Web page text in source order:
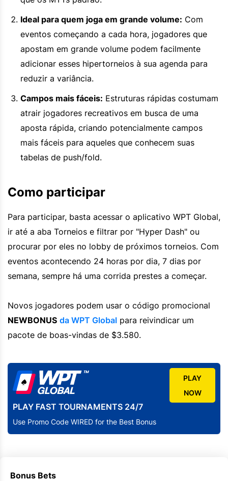
Ideal para quem joga em grande volume: Com
eventos começando a cada hora, jogadores que
apostam em grande volume podem facilmente
adicionar esses hipertorneios à sua agenda para
reduzir a variância.
Campos mais fáceis: Estruturas rápidas costumam
atrair jogadores recreativos em busca de uma
aposta rápida, criando potencialmente campos
mais fáceis para aqueles que conhecem suas
tabelas de push/fold.
Como participar
Para participar, basta acessar o aplicativo WPT Global,
ir até a aba Torneios e filtrar por "Hyper Dash" ou
procurar por eles no lobby de próximos torneios. Com
eventos acontecendo 24 horas por dia, 7 dias por
semana, sempre há uma corrida prestes a começar.
Novos jogadores podem usar o código promocional
NEWBONUS da WPT Global para reivindicar um
pacote de boas-vindas de $3.580.
PLAY FAST TOURNAMENTS 24/7
Use Promo Code WIRED for the Best Bonus
PLAY
NOW
Bonus Bets